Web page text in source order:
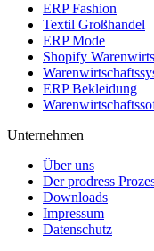
ERP Fashion
Textil Großhandel
ERP Mode
Shopify
ERP Bekleidung
Unternehmen
Über uns
Der prodress
Downloads
Impressum
Datenschutz